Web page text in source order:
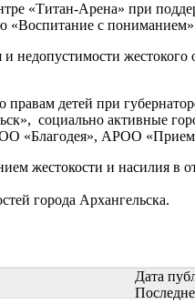
«Титан-Арена» при
«Воспитание с
недопустимости жестокого
детей при
социально активные
«Благодея», АРОО
жестокости и насилия в
города Архангельска.
Дата